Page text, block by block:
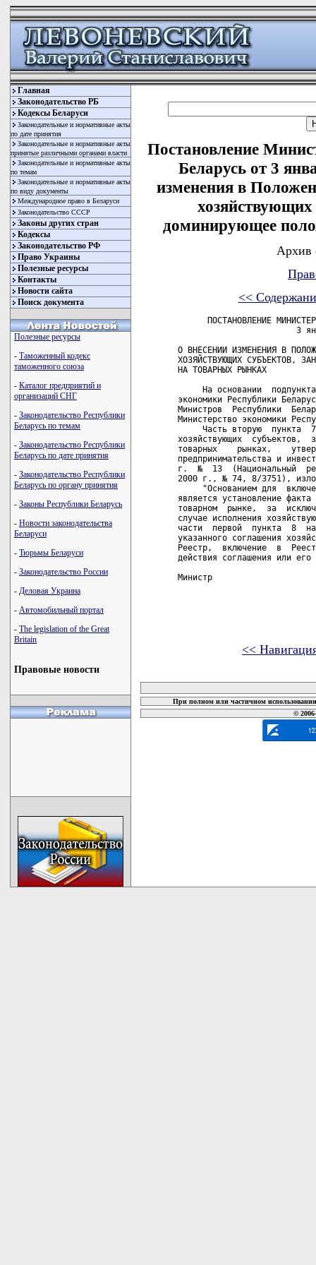
Главная
Законодательство РБ
Кодексы Беларуси
Законодательные и нормативные акты
по дате принятия
Законодательные и нормативные акты
принятые различными органами власти
Законодательные и нормативные акты
по темам
Законодательные и нормативные акты
по виду документы
Международное право в Беларуси
Законодательство СССР
Законы других стран
Кодексы
Законодательство РФ
Право Украины
Полезные ресурсы
Контакты
Новости сайта
Поиск документа
Полезные ресурсы
- Таможенный кодекс
таможенного союза
- Каталог предприятий и
организаций СНГ
- Законодательство Республики
Беларусь по темам
- Законодательство Республики
Беларусь по дате принятия
- Законодательство Республики
Беларусь по органу принятия
- Законы Республики Беларусь
- Новости законодательства
Беларуси
- Тюрьмы Беларуси
- Законодательство России
- Деловая Украина
- Автомобильный портал
- The legislation of the Great
Britain
Правовые новости
Постановление
Беларусь от 3
изменения в
доминирующее
Архив
<<
ПОСТАНОВЛЕНИЕ
3
О ВНЕСЕНИИ ИЗМЕНЕНИЯ В
ХОЗЯЙСТВУЮЩИХ СУБЪЕКТОВ,
НА ТОВАРНЫХ РЫНКАХ
На основании
экономики Республики
Министров  Республики
Министерство экономики
Часть вторую  пункта
хозяйствующих  субъектов,
товарных    рынках,
предпринимательства и
г.  №  13  (Национальный
2000 г., № 74, 8/3751),
"Основанием для
является установление
товарном  рынке,  за
случае исполнения
части  первой  пункта  8
указанного соглашения
Реестр,  включение  в
действия соглашения или
Министр
<<
При полном или частичном
©